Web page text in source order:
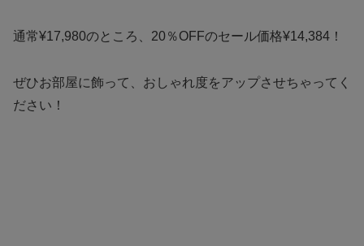
通常¥17,980のところ、20％OFFのセール価格¥14,384！
ぜひお部屋に飾って、おしゃれ度をアップさせちゃってく
ださい！